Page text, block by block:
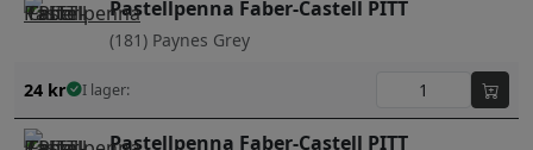
Pastellpenna Faber-Castell PITT
(181) Paynes Grey
24 kr I lager:
Pastellpenna Faber-Castell PITT